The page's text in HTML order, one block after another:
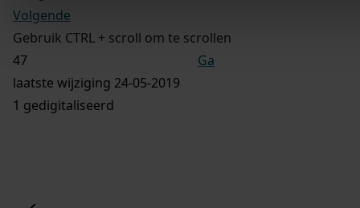
Volgende
Gebruik CTRL + scroll om te scrollen
Ga
laatste wijziging 24-05-2019
1 gedigitaliseerd